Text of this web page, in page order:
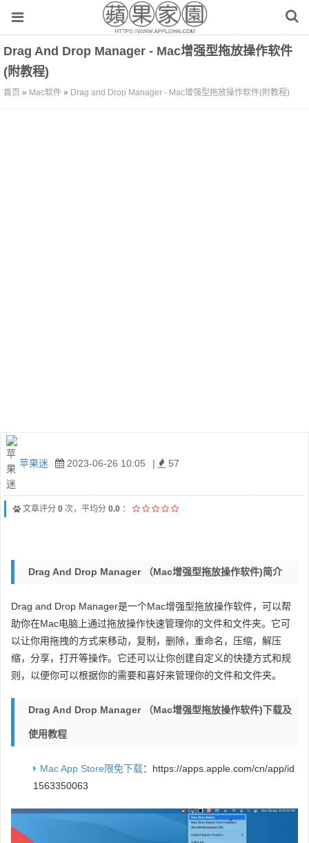
Drag And Drop Manager - Mac增强型拖放操作软件
(附教程)
首页 » Mac软件 » Drag and Drop Manager - Mac增强型拖放操作软件(附教程)
苹果迷 2023-06-26 10:05 | 57
文章评分 0 次，平均分 0.0 ：
Drag And Drop Manager （Mac增强型拖放操作软件)简介
Drag and Drop Manager是一个Mac增强型拖放操作软件，可以帮
助你在Mac电脑上通过拖放操作快速管理你的文件和文件夹。它可
以让你用拖拽的方式来移动，复制，删除，重命名，压缩，解压
缩，分享，打开等操作。它还可以让你创建自定义的快捷方式和规
则，以便你可以根据你的需要和喜好来管理你的文件和文件夹。
Drag And Drop Manager （Mac增强型拖放操作软件)下载及
使用教程
Mac App Store限免下载：https://apps.apple.com/cn/app/id
1563350063